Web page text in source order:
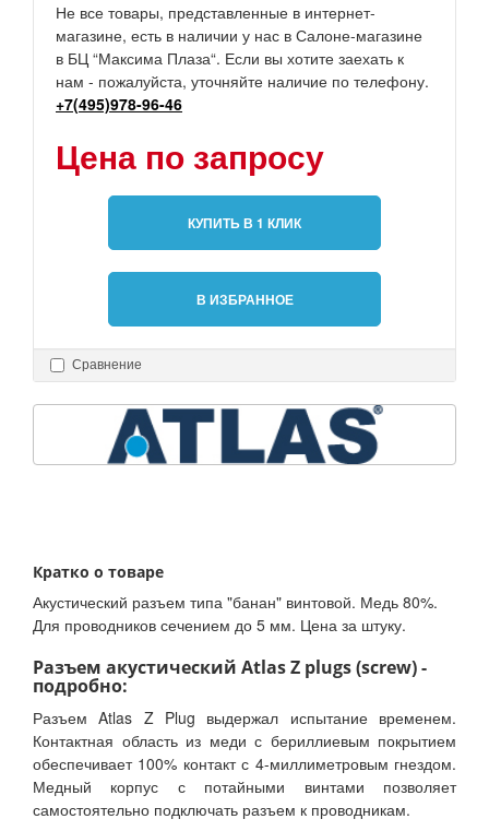
Не все товары, представленные в интернет-
магазине, есть в наличии у нас в Салоне-магазине
в БЦ “Максима Плаза“. Если вы хотите заехать к
нам - пожалуйста, уточняйте наличие по телефону.
+7(495)978-96-46
Цена по запросу
КУПИТЬ В 1 КЛИК
В ИЗБРАННОЕ
Сравнение
Кратко о товаре
Акустический разъем типа "банан" винтовой. Медь 80%.
Для проводников сечением до 5 мм. Цена за штуку.
Разъем акустический Atlas Z plugs (screw) -
подробно:
Разъем Atlas Z Plug выдержал испытание временем.
Контактная область из меди с бериллиевым покрытием
обеспечивает 100% контакт с 4-миллиметровым гнездом.
Медный корпус с потайными винтами позволяет
самостоятельно подключать разъем к проводникам.